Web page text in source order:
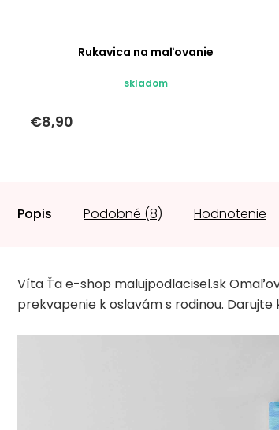
Rukavica na maľovanie
skladom
€8,90
Popis Podobné (8) Hodnotenie
Víta Ťa e-shop malujpodlacisel.sk
prekvapenie k oslavám s rodinou.